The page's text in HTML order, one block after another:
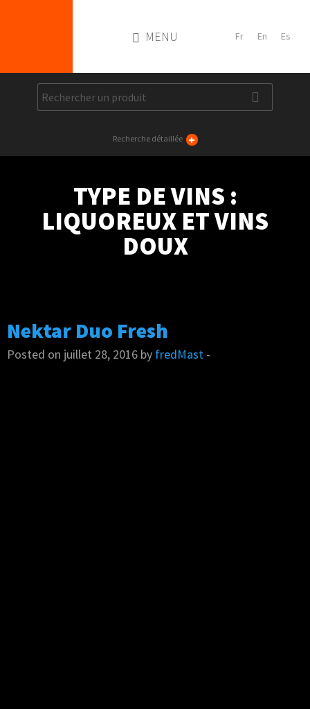
MENU
Recherche détaillée +
TYPE DE VINS :
LIQUOREUX ET VINS
DOUX
Nektar Duo Fresh
Posted on juillet 28, 2016 by fredMast -